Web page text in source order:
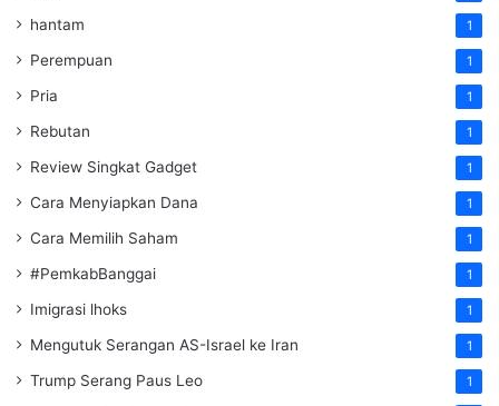
hantam 1
Perempuan 1
Pria 1
Rebutan 1
Review Singkat Gadget 1
Cara Menyiapkan Dana 1
Cara Memilih Saham 1
#PemkabBanggai 1
Imigrasi lhoks 1
Mengutuk Serangan AS-Israel ke Iran 1
Trump Serang Paus Leo 1